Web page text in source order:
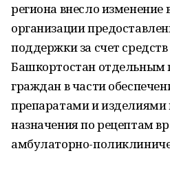
региона внесло изменение
организации
поддержки за счет
Башкортостан отдельным
граждан в части
препаратами и изделиями
назначения по рецептам
амбулаторно-